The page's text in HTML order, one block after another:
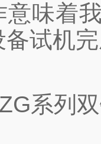
意味着
备试机
列双